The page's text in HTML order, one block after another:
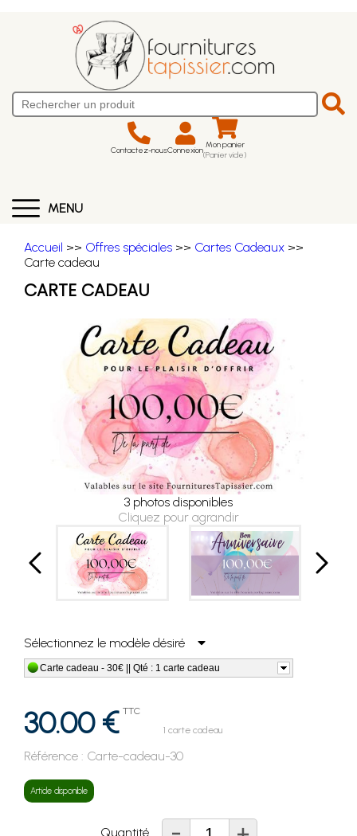
Contactez-nousConnexion Mon panier
(Panier vide)
MENU
Accueil >> Offres spéciales >> Cartes Cadeaux >>
Carte cadeau
CARTE CADEAU
3 photos disponibles
Cliquez pour agrandir
Sélectionnez le modèle désiré
Carte cadeau - 30€ || Qté : 1 carte cadeau
30.00 € TTC
1 carte cadeau
Référence : Carte-cadeau-30
Article disponible
Quantité